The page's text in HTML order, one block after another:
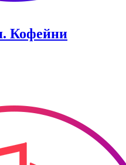
Кофейни